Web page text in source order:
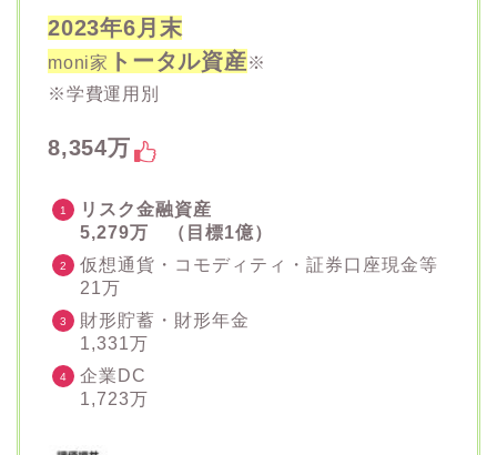
2023年6月末
moni家 トータル資産※
※学費運用別
8,354万
リスク金融資産
5,279万 （目標1億）
仮想通貨・コモディティ・証券口座現金等
21万
財形貯蓄・財形年金
1,331万
企業DC
1,723万